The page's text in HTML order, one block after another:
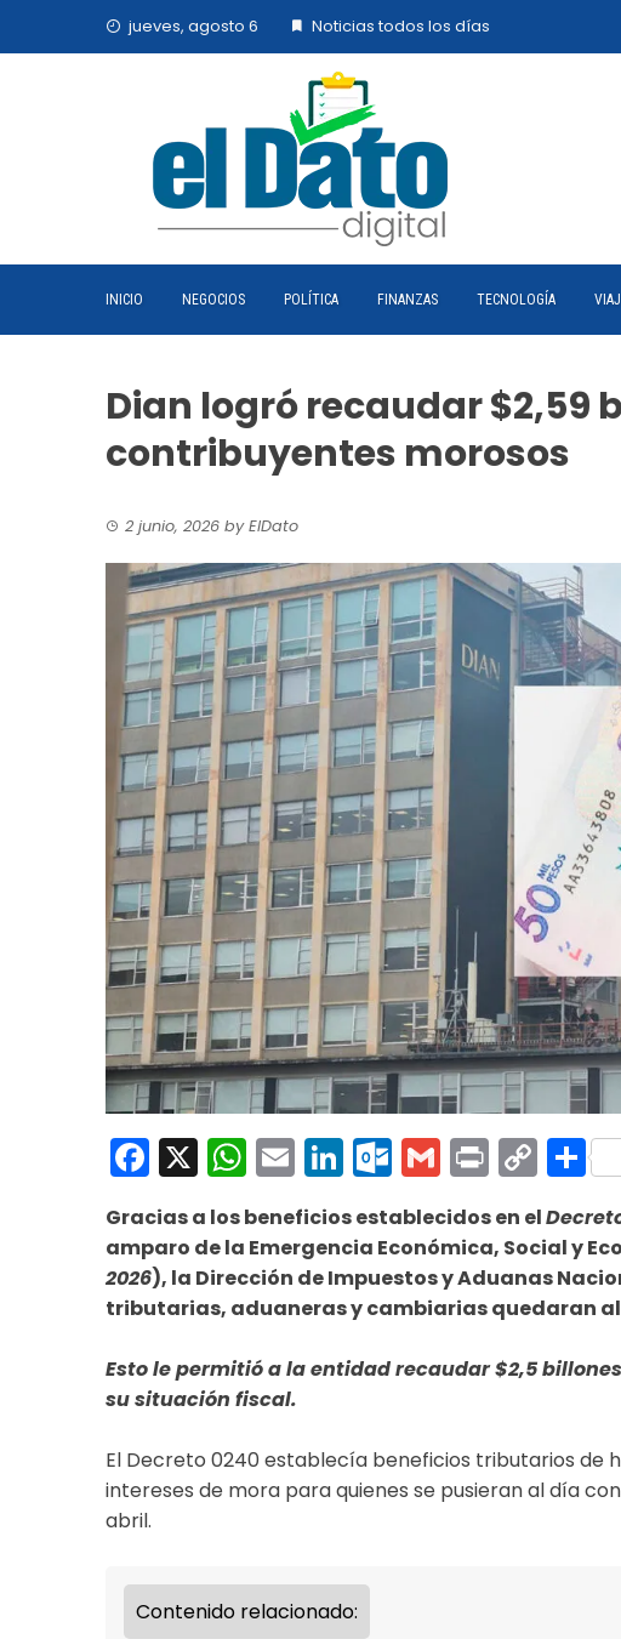
jueves, agosto 6 Noticias todos los días
INICIO NEGOCIOS POLÍTICA FINANZAS TECNOLOGÍA
Dian logró recaudar $2,59
contribuyentes morosos
2 junio, 2026 byElDato
Facebook
X WhatsApp
EmailLinkedInGmail
Print
Link
Gracias a los beneficios establecidos en el
amparo de la Emergencia Económica, Social y
2026), la Dirección de Impuestos y Aduanas
tributarias, aduaneras y cambiarias quedaran
Esto le permitió a la entidad recaudar $2,5
su situación fiscal.
El Decreto 0240 establecía beneficios tributarios de
intereses de mora para quienes se pusieran al día
abril.
Contenido relacionado: